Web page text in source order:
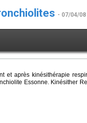
- 07/04/08
et après kinésithérapie
Essonne. Kinésither